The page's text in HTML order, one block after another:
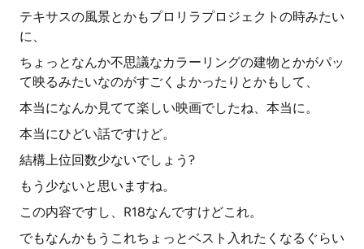
テキサスの風景とかもプロリラプロジェクトの時みたい
に、
ちょっとなんか不思議なカラーリングの建物とかがパッ
て映るみたいなのがすごくよかったりとかもして、
本当になんか見てて楽しい映画でしたね、本当に。
本当にひどい話ですけど。
結構上位回数少ないでしょう?
もう少ないと思いますね。
この内容ですし、R18なんですけどこれ。
でもなんかもうこれちょっとベスト入れたくなるぐらい